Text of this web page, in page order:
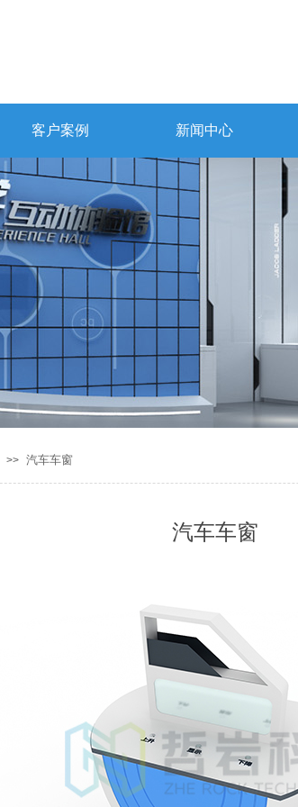
客户案例 新闻中心
>> 汽车车窗
汽车车窗